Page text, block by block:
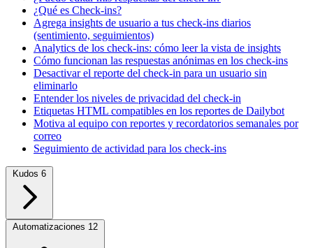
¿Qué es Check-ins?
Agrega insights de usuario a tus check-ins diarios
(sentimiento, seguimientos)
Analytics de los check-ins: cómo leer la vista de insights
Cómo funcionan las respuestas anónimas en los check-ins
Desactivar el reporte del check-in para un usuario sin
eliminarlo
Entender los niveles de privacidad del check-in
Etiquetas HTML compatibles en los reportes de Dailybot
Motiva al equipo con reportes y recordatorios semanales por
correo
Seguimiento de actividad para los check-ins
Kudos 6
Automatizaciones 12